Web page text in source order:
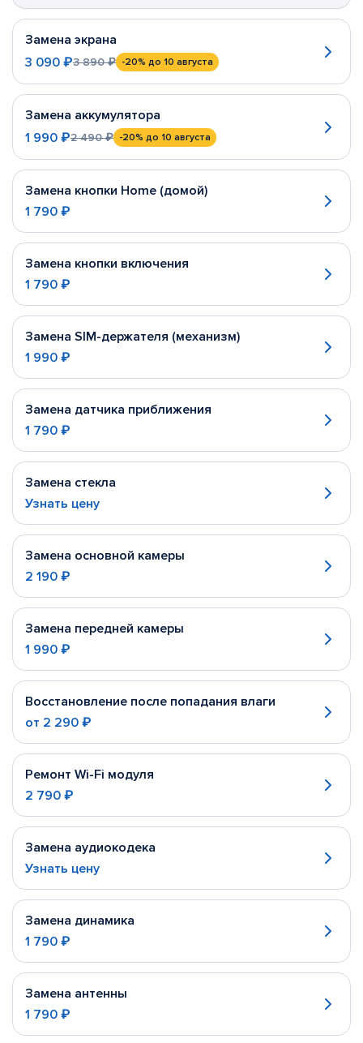
Замена экрана
3 090 ₽3 890 ₽ -20% до 10 августа
Замена аккумулятора
1 990 ₽2 490 ₽ -20% до 10 августа
Замена кнопки Home (домой)
1 790 ₽
Замена кнопки включения
1 790 ₽
Замена SIM-держателя (механизм)
1 990 ₽
Замена датчика приближения
1 790 ₽
Замена стекла
Узнать цену
Замена основной камеры
2 190 ₽
Замена передней камеры
1 990 ₽
Восстановление после попадания влаги
от 2 290 ₽
Ремонт Wi-Fi модуля
2 790 ₽
Замена аудиокодека
Узнать цену
Замена динамика
1 790 ₽
Замена антенны
1 790 ₽